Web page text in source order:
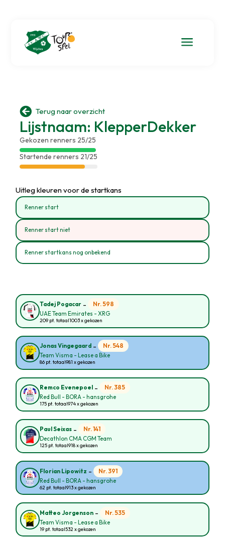
a
 Terug naar overzicht
Lijstnaam: KlepperDekker
Gekozen renners 25/25
Startende renners 21/25
Uitleg kleuren voor de startkans
Renner start
Renner start niet
Renner startkans nog onbekend
Tadej Pogacar - Nr. 598
UAE Team Emirates - XRG
209 pt. totaal1003 x gekozen
Jonas Vingegaard - Nr. 548
Team Visma - Lease a Bike
86 pt. totaal981 x gekozen
Remco Evenepoel - Nr. 385
Red Bull - BORA - hansgrohe
175 pt. totaal974 x gekozen
Paul Seixas - Nr. 141
Decathlon CMA CGM Team
125 pt. totaal918 x gekozen
Florian Lipowitz - Nr. 391
Red Bull - BORA - hansgrohe
62 pt. totaal913 x gekozen
Matteo Jorgenson - Nr. 535
Team Visma - Lease a Bike
19 pt. totaal532 x gekozen